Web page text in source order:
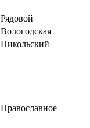
Рядовой
Вологодская
Никольский
Православное